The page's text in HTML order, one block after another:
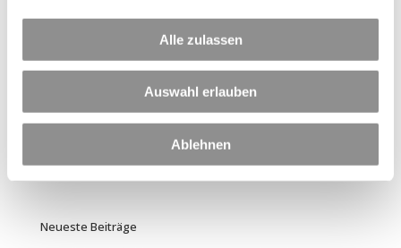
Alle zulassen
Auswahl erlauben
Ablehnen
Neueste Beiträge